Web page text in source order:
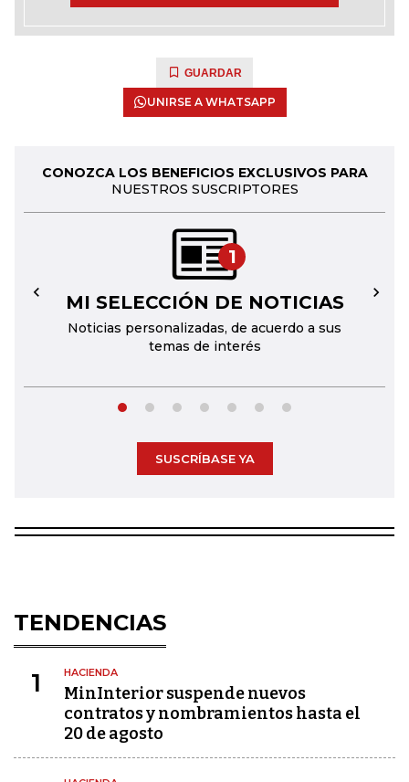
GUARDAR
UNIRSE A WHATSAPP
CONOZCA LOS BENEFICIOS EXCLUSIVOS PARA
NUESTROS SUSCRIPTORES
1
MI SELECCIÓN DE NOTICIAS
Noticias personalizadas, de acuerdo a sus
temas de interés
← →
SUSCRÍBASE YA
TENDENCIAS
1 HACIENDA
MinInterior suspende nuevos
contratos y nombramientos hasta el
20 de agosto